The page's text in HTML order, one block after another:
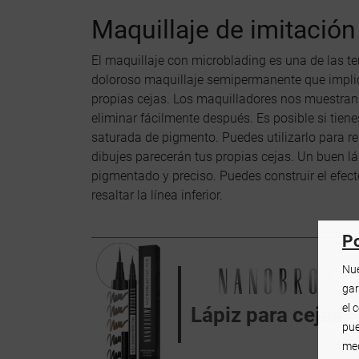
Maquillaje de
El maquillaje con microblading es una de las
doloroso maquillaje semipermanente que
propias cejas. Los maquilladores nos
eliminar fácilmente después. Es posible si
saturada de pigmento. Puedes utilizarlo para
dibujes parecerán tus propias cejas. Un buen
pigmentado y preciso. Puedes construir el
resaltar la línea inferior.
Lápiz para cejas
el